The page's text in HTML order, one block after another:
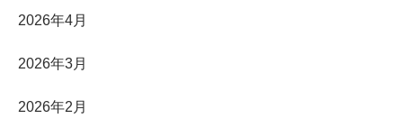
2026年4月
2026年3月
2026年2月